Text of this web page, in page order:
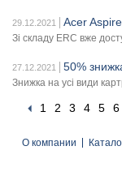
29.12.2021 Acer
Зі складу ERC вже
27.12.2021 50%
Знижка на усі види
1 2 3 4 5 6
О компании